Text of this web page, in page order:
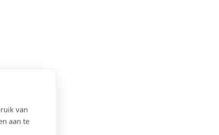
van
aan te